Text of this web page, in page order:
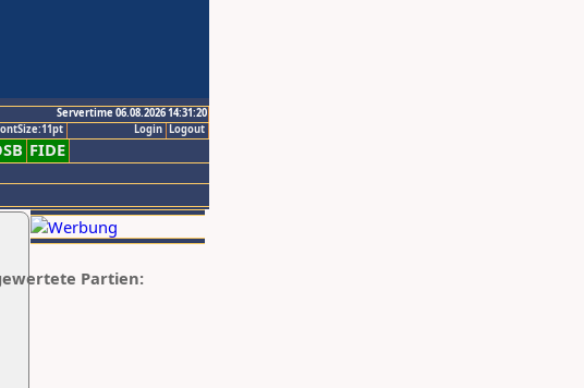
Servertime 06.08.2026 14:31:20
Logout
Login
FIDE
Partien: